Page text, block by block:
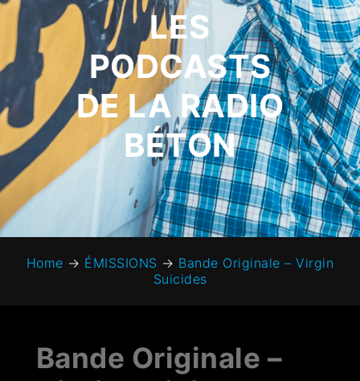
LES
PODCASTS
DE LA RADIO
BÉTON
Home → ÉMISSIONS → Bande Originale – Virgin
Suicides
Bande Originale –